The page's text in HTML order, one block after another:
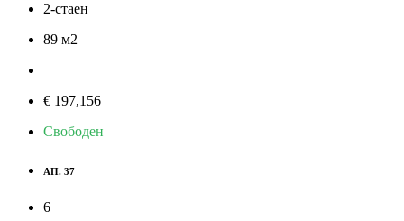
2-стаен
89 м2
€ 197,156
Свободен
АП. 37
6